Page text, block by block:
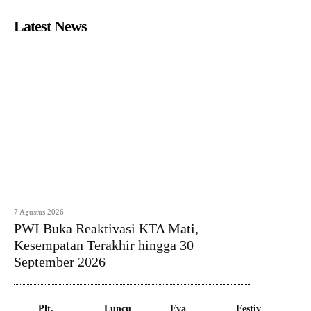
Latest News
7 Agustus 2026
PWI Buka Reaktivasi KTA Mati,
Kesempatan Terakhir hingga 30
September 2026
Plt. Luncu Eva Festiv